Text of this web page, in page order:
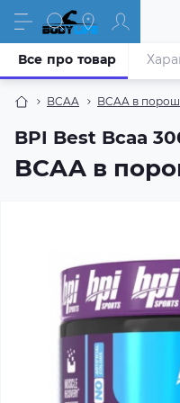
BCAA BCAA в
BPI Best Bcaa
BCAA в
Все про товар